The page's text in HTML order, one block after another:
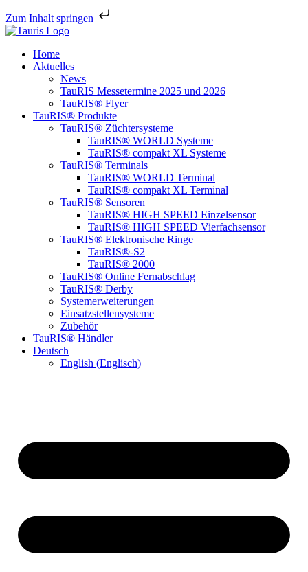
Zum Inhalt springen
Home
Aktuelles
News
TauRIS Messetermine 2025 und 2026
TauRIS® Flyer
TauRIS® Produkte
TauRIS® Züchtersysteme
TauRIS® WORLD Systeme
TauRIS® compakt XL Systeme
TauRIS® Terminals
TauRIS® WORLD Terminal
TauRIS® compakt XL Terminal
TauRIS® Sensoren
TauRIS® HIGH SPEED Einzelsensor
TauRIS® HIGH SPEED Vierfachsensor
TauRIS® Elektronische Ringe
TauRIS®-S2
TauRIS® 2000
TauRIS® Online Fernabschlag
TauRIS® Derby
Systemerweiterungen
Einsatzstellensysteme
Zubehör
TauRIS® Händler
Deutsch
English (Englisch)